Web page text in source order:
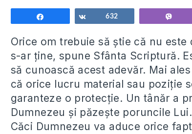
Share632
Orice om trebuie să știe că nu
s-ar ține, spune Sfânta Scriptură.
să cunoască acest adevăr. Mai
că orice lucru material sau poziție
garanteze o protecție. Un tânăr a
Dumnezeu și păzește poruncile
Căci Dumnezeu va aduce orice